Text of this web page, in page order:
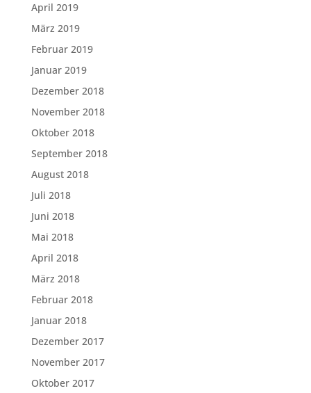
April 2019
März 2019
Februar 2019
Januar 2019
Dezember 2018
November 2018
Oktober 2018
September 2018
August 2018
Juli 2018
Juni 2018
Mai 2018
April 2018
März 2018
Februar 2018
Januar 2018
Dezember 2017
November 2017
Oktober 2017